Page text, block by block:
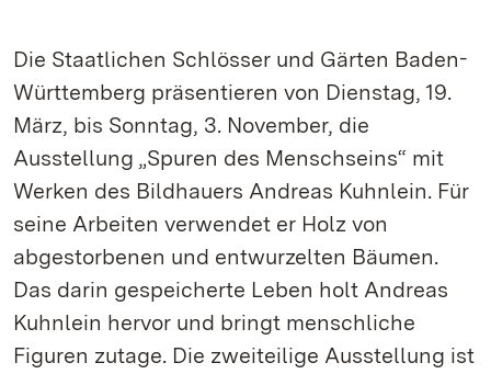
Die Staatlichen Schlösser und Gärten Baden-
Württemberg präsentieren von Dienstag, 19.
März, bis Sonntag, 3. November, die
Ausstellung „Spuren des Menschseins“ mit
Werken des Bildhauers Andreas Kuhnlein. Für
seine Arbeiten verwendet er Holz von
abgestorbenen und entwurzelten Bäumen.
Das darin gespeicherte Leben holt Andreas
Kuhnlein hervor und bringt menschliche
Figuren zutage. Die zweiteilige Ausstellung ist